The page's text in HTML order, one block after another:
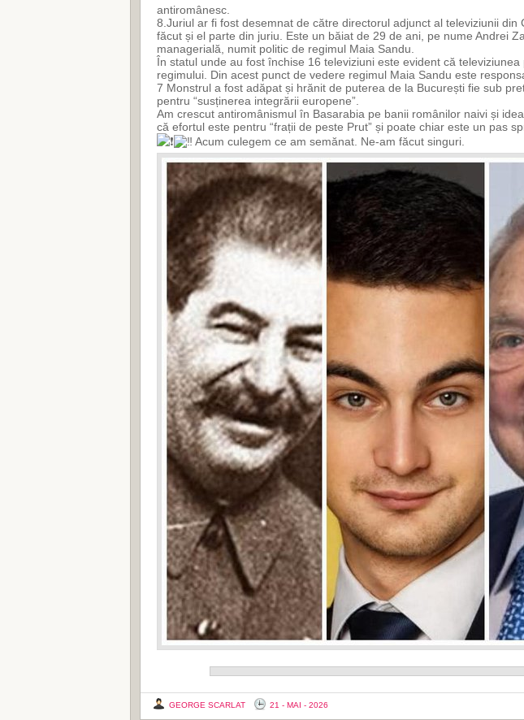
antiromânesc.
8.Juriul ar fi fost desemnat de către directorul adjunct al televiziunii din
făcut și el parte din juriu. Este un băiat de 29 de ani, pe nume Andrei
managerială, numit politic de regimul Maia Sandu.
În statul unde au fost închise 16 televiziuni este evident că
regimului. Din acest punct de vedere regimul Maia Sandu este
7 Monstrul a fost adăpat și hrănit de puterea de la București fie sub
pentru “susținerea integrării europene”.
Am crescut antiromânismul în Basarabia pe banii românilor naivi și
că efortul este pentru “frații de peste Prut” și poate chiar este un pas
Acum culegem ce am semănat. Ne-am făcut singuri.
GEORGE SCARLAT 21 - MAI - 2026